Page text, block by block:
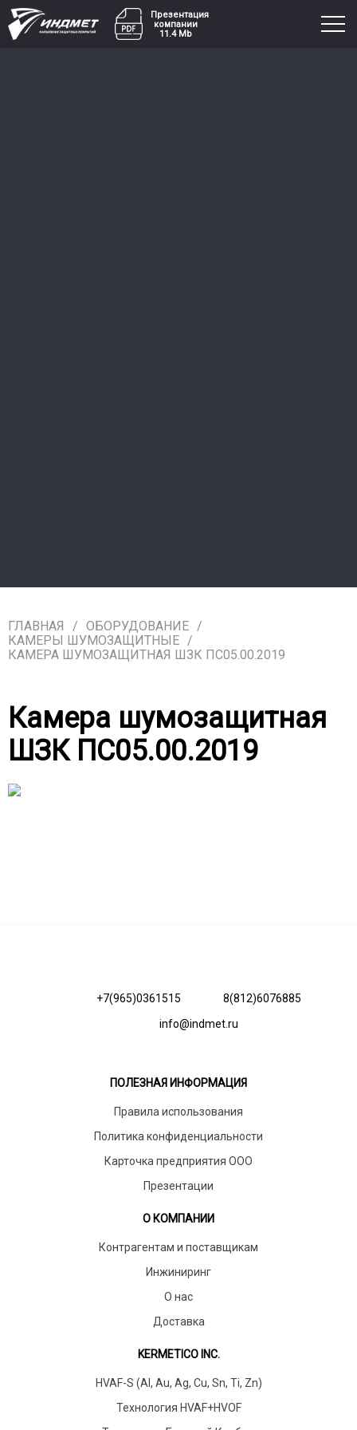
Презентация
компании
11.4 Mb
ГЛАВНАЯ
ОБОРУДОВАНИЕ
КАМЕРЫ ШУМОЗАЩИТНЫЕ
КАМЕРА ШУМОЗАЩИТНАЯ ШЗК ПС05.00.2019
Камера шумозащитная
ШЗК ПС05.00.2019
+7(965)0361515
8(812)6076885
info@indmet.ru
ПОЛЕЗНАЯ ИНФОРМАЦИЯ
Правила использования
Политика конфиденциальности
Карточка предприятия ООО
Презентации
О КОМПАНИИ
Контрагентам и поставщикам
Инжиниринг
О нас
Доставка
KERMETICO INC.
HVAF-S (Al, Au, Ag, Cu, Sn, Ti, Zn)
Технология HVAF+HVOF